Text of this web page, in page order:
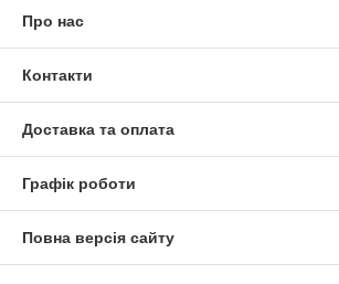
Про нас
Контакти
Доставка та оплата
Графік роботи
Повна версія сайту